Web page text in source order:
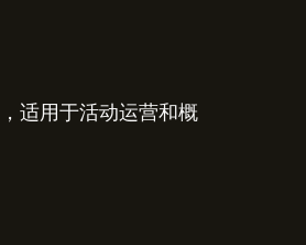
适用于活动运营和概